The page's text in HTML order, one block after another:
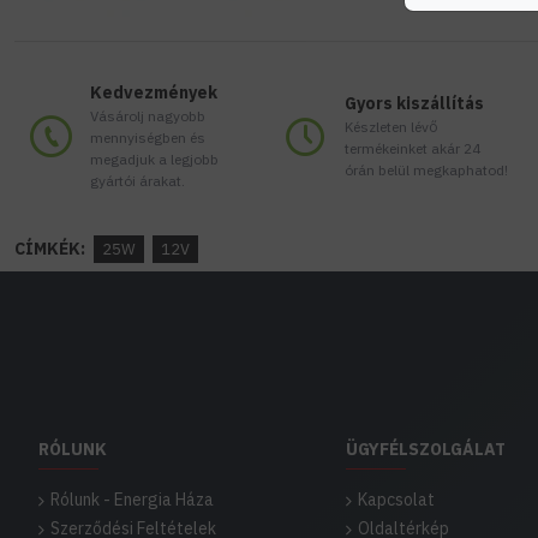
Kedvezmények
Vásárolj nagyobb
mennyiségben és
megadjuk a legjobb
gyártói árakat.
Gyors kiszállítás
Készleten lévő
termékeinket akár 24
órán belül megkaphatod!
CÍMKÉK: 25W 12V
RÓLUNK
Rólunk - Energia Háza
Szerződési Feltételek
ÜGYFÉLSZOLGÁLAT
Kapcsolat
Oldaltérkép